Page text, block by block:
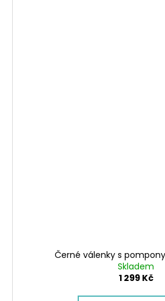
Černé válenky s
Skladem
1 299 Kč